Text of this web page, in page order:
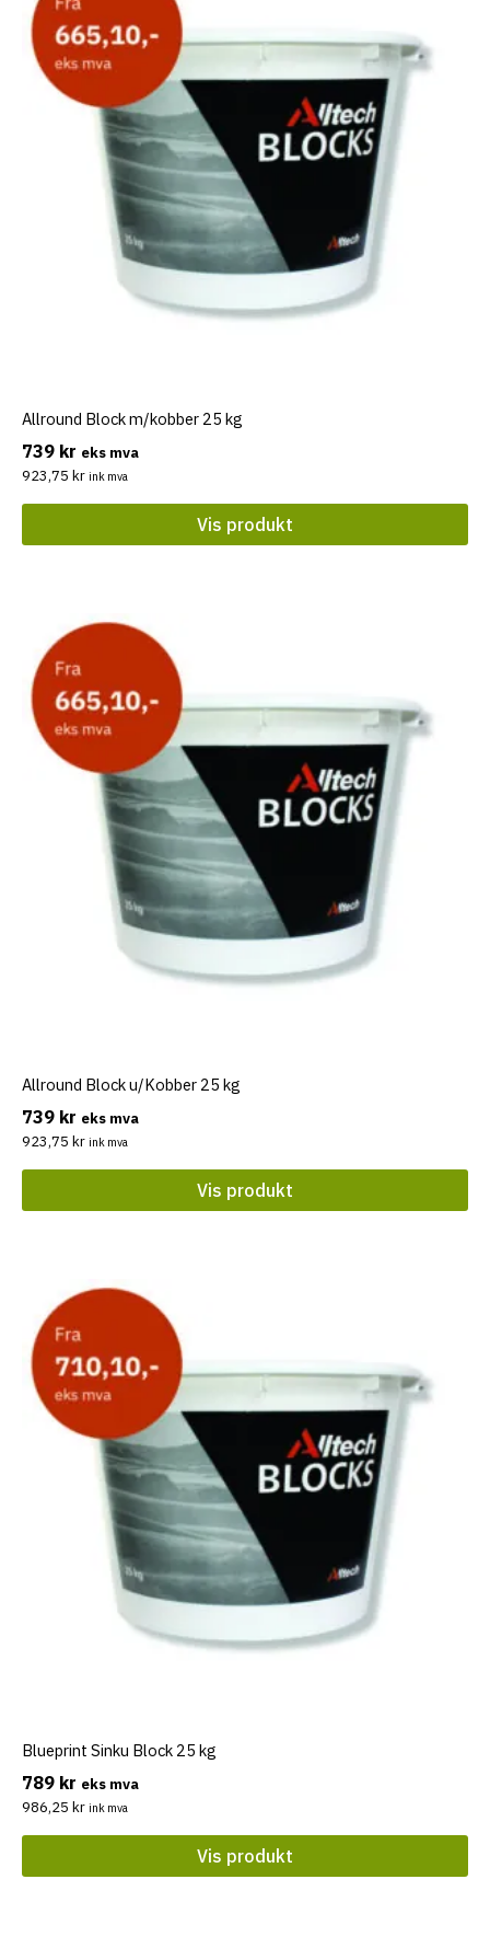
Allround Block m/kobber 25 kg
739 kr eks mva
923,75 kr ink mva
Vis produkt
Allround Block u/Kobber 25 kg
739 kr eks mva
923,75 kr ink mva
Vis produkt
Blueprint Sinku Block 25 kg
789 kr eks mva
986,25 kr ink mva
Vis produkt